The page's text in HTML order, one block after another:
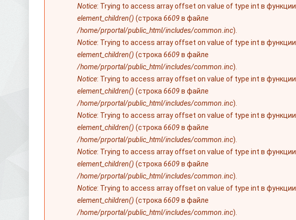
Notice: Trying to access array offset on value of type int в функции
element_children() (строка 6609 в файле
/home/prportal/public_html/includes/common.inc).
Notice: Trying to access array offset on value of type int в функции
element_children() (строка 6609 в файле
/home/prportal/public_html/includes/common.inc).
Notice: Trying to access array offset on value of type int в функции
element_children() (строка 6609 в файле
/home/prportal/public_html/includes/common.inc).
Notice: Trying to access array offset on value of type int в функции
element_children() (строка 6609 в файле
/home/prportal/public_html/includes/common.inc).
Notice: Trying to access array offset on value of type int в функции
element_children() (строка 6609 в файле
/home/prportal/public_html/includes/common.inc).
Notice: Trying to access array offset on value of type int в функции
element_children() (строка 6609 в файле
/home/prportal/public_html/includes/common.inc).